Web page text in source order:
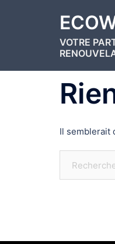
VOTRE
Il semblerait